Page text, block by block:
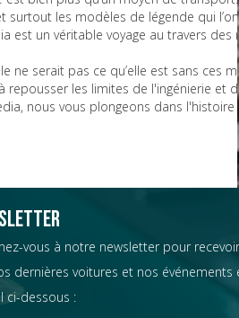
Bugatti
CG
Chevrolet
Chrysler
surtout les modèles de légende qui
est un véritable voyage au travers
ne serait pas ce qu’elle est sans
repousser les limites de l'ingénierie et
nous vous plongeons dans
vous à notre newsletter pour
dernières voitures et nos événements
ci-dessous :